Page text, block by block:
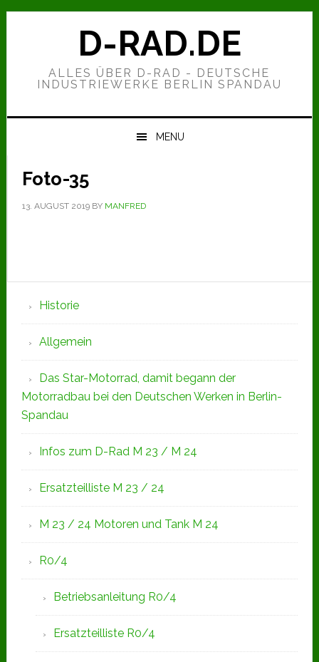
Zur
Hauptnavigation
Zum
Zur
D-RAD.DE
ALLES ÜBER D-RAD - DEUTSCHE
INDUSTRIEWERKE BERLIN SPANDAU
MENU
Foto-35
13. AUGUST 2019BY MANFRED
Seitenspalte
Historie
Allgemein
Das Star-Motorrad, damit begann der
Motorradbau bei den Deutschen Werken in Berlin-
Spandau
Infos zum D-Rad M 23 / M 24
Ersatzteilliste M 23 / 24
M 23 / 24 Motoren und Tank M 24
R0/4
Betriebsanleitung R0/4
Ersatzteilliste R0/4